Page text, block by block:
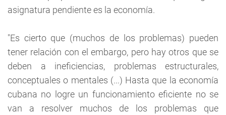
asignatura pendiente es la economía.
"Es cierto que (muchos de los problemas) pueden
tener relación con el embargo, pero hay otros que se
deben a ineficiencias, problemas estructurales,
conceptuales o mentales (...) Hasta que la economía
cubana no logre un funcionamiento eficiente no se
van a resolver muchos de los problemas que